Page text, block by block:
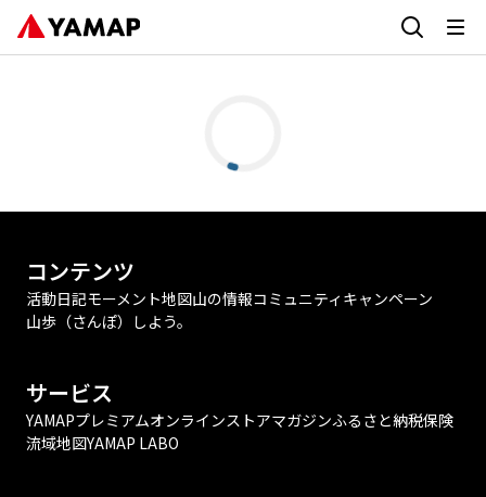
コンテンツ
活動日記モーメント地図山の情報コミュニティ キャンペーン
山歩（さんぽ）しよう。
サービス
YAMAPプレミアムオンラインストアマガジンふるさと納税保険
流域地図YAMAP LABO